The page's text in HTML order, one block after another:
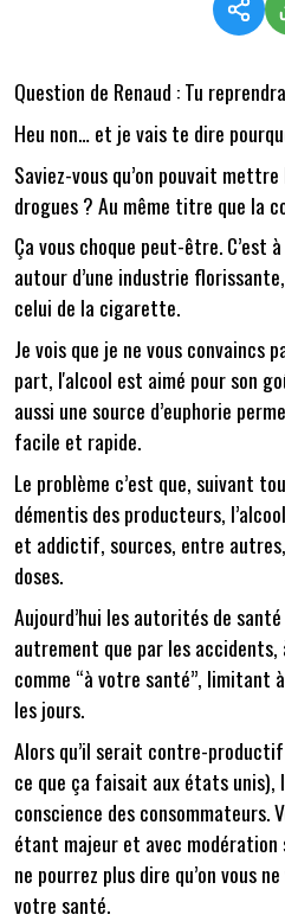
Question de Renaud : Tu
Heu non… et je vais te dire
Saviez-vous qu’on pouvait
drogues ? Au même titre que la
Ça vous choque peut-être. C’est
autour d’une industrie
celui de la cigarette.
Je vois que je ne vous convaincs
part, l'alcool est aimé pour son
aussi une source d’euphorie
facile et rapide.
Le problème c’est que, suivant
démentis des producteurs,
et addictif, sources, entre
doses.
Aujourd’hui les autorités de
autrement que par les
comme “à votre santé”, limitant
les jours.
Alors qu’il serait contre-
ce que ça faisait aux états unis),
conscience des consommateurs.
étant majeur et avec
ne pourrez plus dire qu’on vous
votre santé.